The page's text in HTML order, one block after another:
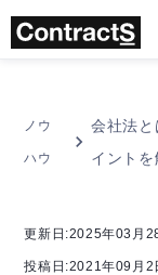
ノウ
ハウ
会社法
イントを
更新日:2025年03月
投稿日:2021年09月2